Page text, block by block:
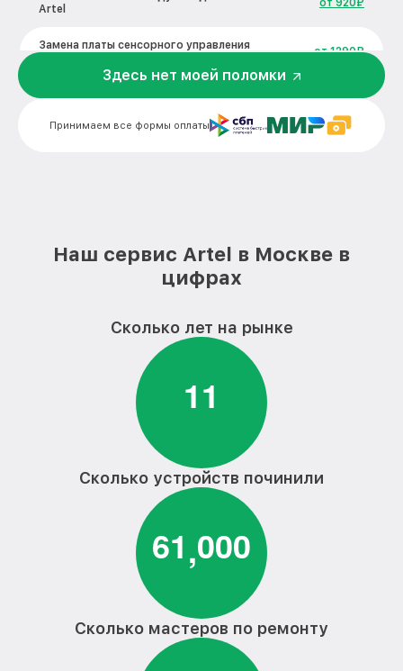
Artel
от 920₽
Замена платы сенсорного управления
от 1290₽
Ремонт двигателя вытяжки Artel от 1790₽
Замена двигателя вытяжки Artel от 1990₽
Принимаем все формы оплаты
Здесь нет моей поломки
Наш сервис Artel в Москве в
цифрах
Сколько лет на рынке
11
Сколько устройств починили
61,000
Сколько мастеров по ремонту